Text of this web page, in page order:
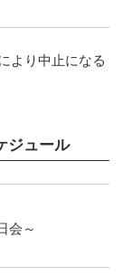
より中止になる
ジュール
会～